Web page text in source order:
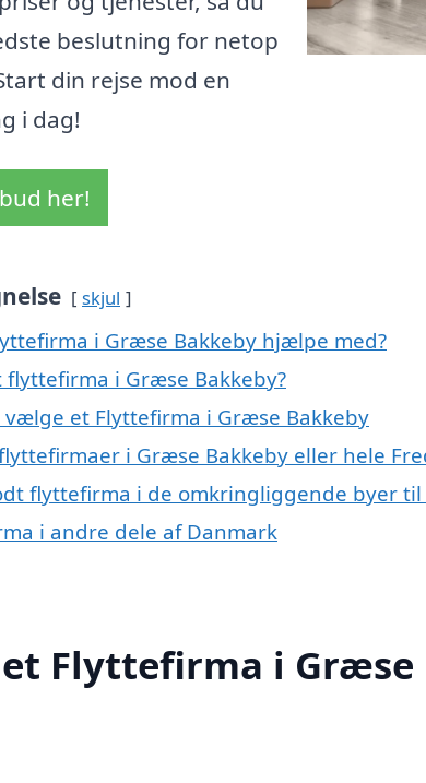
beslutning for netop
din rejse mod en
i dag!
her!
skjul
i Græse Bakkeby hjælpe med?
flyttefirma i Græse Bakkeby?
vælge et Flyttefirma i Græse Bakkeby
i Græse Bakkeby eller hele
flyttefirma i de omkringliggende byer
i andre dele af Danmark
Flyttefirma i